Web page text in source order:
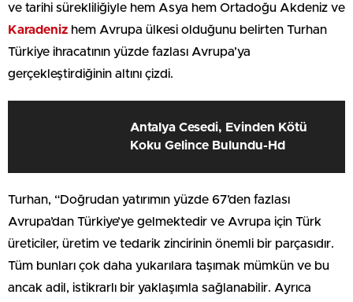
ve tarihi sürekliliğiyle hem Asya hem Ortadoğu Akdeniz ve
Karadeniz hem Avrupa ülkesi olduğunu belirten Turhan
Türkiye ihracatının yüzde fazlası Avrupa’ya
gerçekleştirdiğinin altını çizdi.
Antalya Cesedi, Evinden Kötü
Koku Gelince Bulundu-Hd
Turhan, “Doğrudan yatırımın yüzde 67’den fazlası
Avrupa’dan Türkiye’ye gelmektedir ve Avrupa için Türk
üreticiler, üretim ve tedarik zincirinin önemli bir parçasıdır.
Tüm bunları çok daha yukarılara taşımak mümkün ve bu
ancak adil, istikrarlı bir yaklaşımla sağlanabilir. Ayrıca